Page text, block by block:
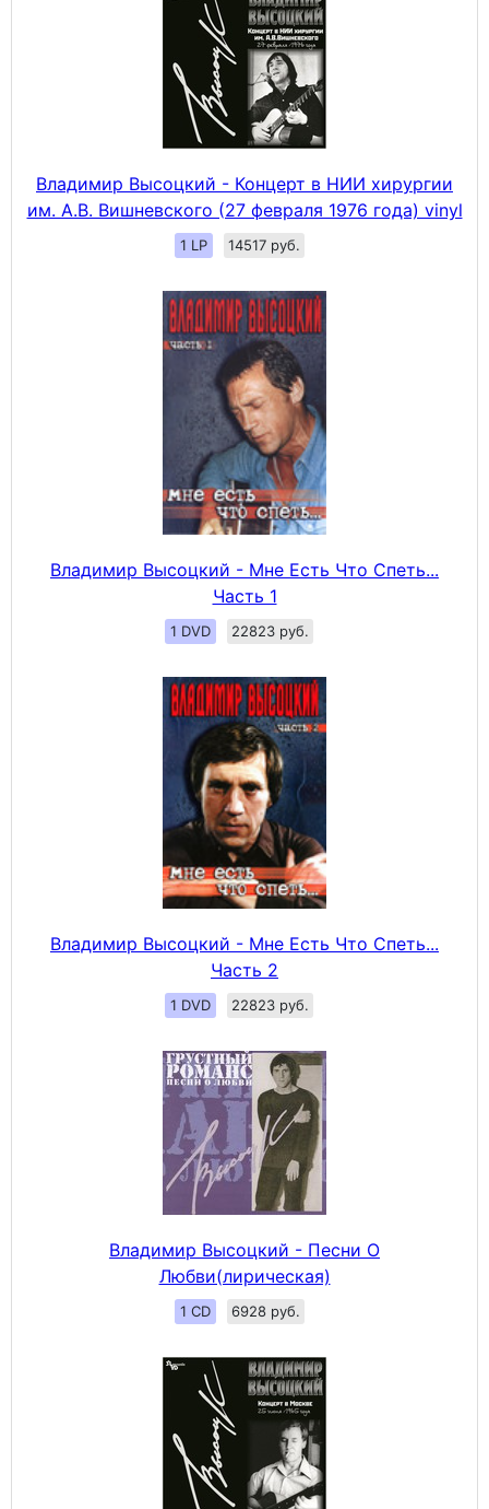
Владимир Высоцкий - Концерт в НИИ хирургии
им. А.В. Вишневского (27 февраля 1976 года) vinyl
1 LP 14517 руб.
Владимир Высоцкий - Мне Есть Что Спеть...
Часть 1
1 DVD 22823 руб.
Владимир Высоцкий - Мне Есть Что Спеть...
Часть 2
1 DVD 22823 руб.
Владимир Высоцкий - Песни О
Любви(лирическая)
1 CD 6928 руб.